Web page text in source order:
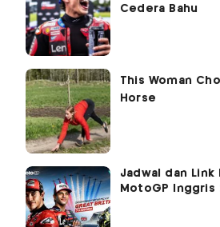
Cedera Bahu
Jadwal dan
MotoGP Inggris